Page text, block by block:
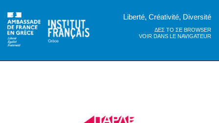
Liberté, Créativité, Diversité
ΔΕΣ ΤΟ ΣΕ BROWSER
VOIR DANS LE NAVIGATEUR